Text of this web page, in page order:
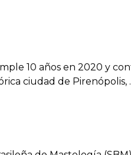
10 años en 2020 y
ciudad de Pirenópolis,